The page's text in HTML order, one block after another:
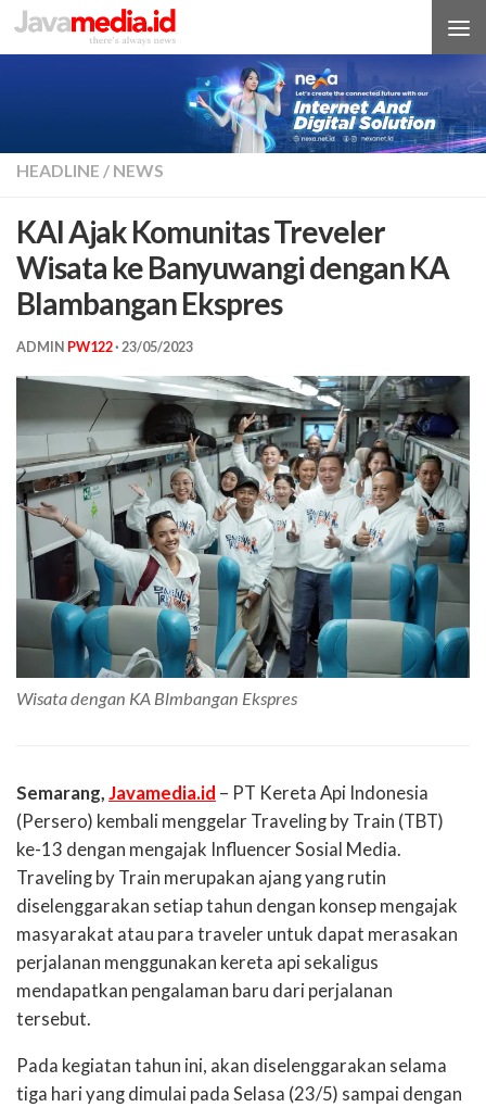
Skip to content
HEADLINE / NEWS
KAI Ajak Komunitas Treveler
Wisata ke Banyuwangi dengan KA
Blambangan Ekspres
ADMIN PW122· 23/05/2023
Wisata dengan KA Blmbangan Ekspres
Semarang, Javamedia.id – PT Kereta Api Indonesia
(Persero) kembali menggelar Traveling by Train (TBT)
ke-13 dengan mengajak Influencer Sosial Media.
Traveling by Train merupakan ajang yang rutin
diselenggarakan setiap tahun dengan konsep mengajak
masyarakat atau para traveler untuk dapat merasakan
perjalanan menggunakan kereta api sekaligus
mendapatkan pengalaman baru dari perjalanan
tersebut.
Pada kegiatan tahun ini, akan diselenggarakan selama
tiga hari yang dimulai pada Selasa (23/5) sampai dengan